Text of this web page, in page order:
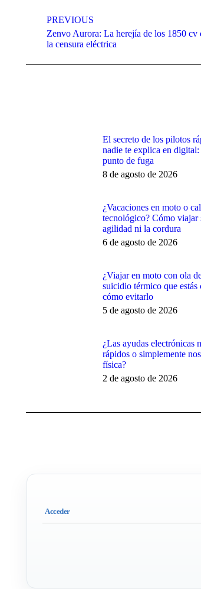
navigation
PREVIOUS
Previous
post:
Zenvo Aurora: La herejía de los 1850 cv
la censura eléctrica
El secreto de los pilotos
nadie te explica en
punto de fuga
8 de agosto de 2026
¿Vacaciones en moto o
tecnológico? Cómo viajar
agilidad ni la cordura
6 de agosto de 2026
¿Viajar en moto con ola
suicidio térmico que estás
cómo evitarlo
5 de agosto de 2026
¿Las ayudas electrónicas
rápidos o simplemente
física?
2 de agosto de 2026